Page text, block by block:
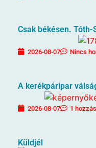
Csak békésen.
2026-08-07 Nincs
A kerékpáripar
2026-08-07 1
Küldjél